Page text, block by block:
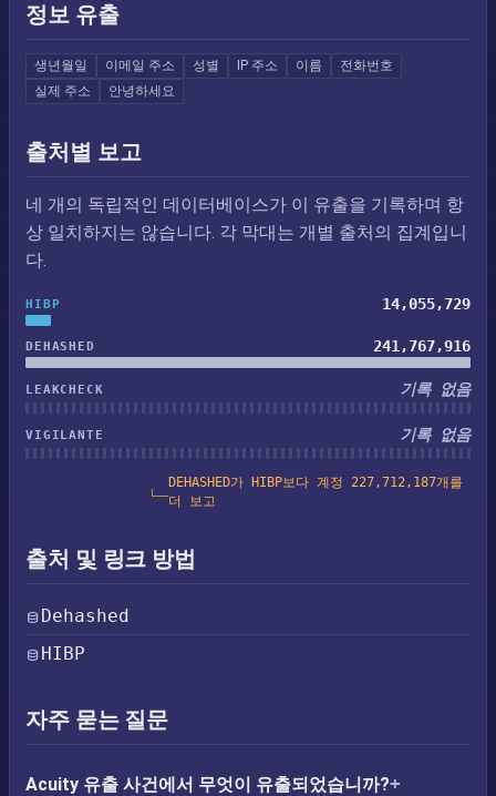
정보 유출
생년월일 이메일 주소 성별 IP 주소 이름
전화번호
실제 주소
안녕하세요
출처별 보고
네 개의 독립적인 데이터베이스가 이 유출을 기록하며 항
상 일치하지는 않습니다. 각 막대는 개별 출처의 집계입니
다.
HIBP 14,055,729
DEHASHED 241,767,916
LEAKCHECK 기록 없음
VIGILANTE 기록 없음
DEHASHED가 HIBP보다 계정 227,712,187개를
더 보고
출처 및 링크 방법
Dehashed
HIBP
자주 묻는 질문
Acuity 유출 사건에서 무엇이 유출되었습니까?